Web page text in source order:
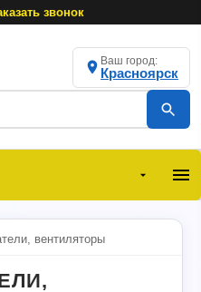
звонок
Ваш город:
Красноярск
вентиляторы